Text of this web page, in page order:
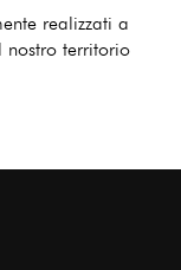
realizzati a
territorio